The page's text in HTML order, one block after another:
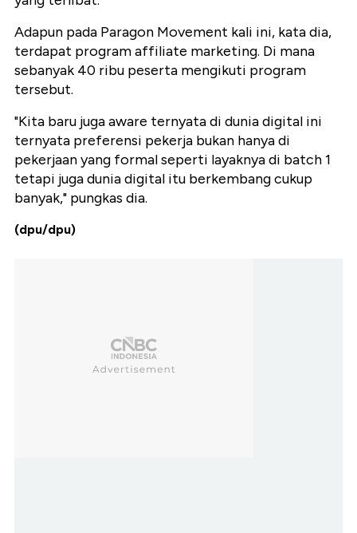
Adapun pada Paragon Movement kali ini, kata dia,
terdapat program affiliate marketing. Di mana
sebanyak 40 ribu peserta mengikuti program
tersebut.
"Kita baru juga aware ternyata di dunia digital ini
ternyata preferensi pekerja bukan hanya di
pekerjaan yang formal seperti layaknya di batch 1
tetapi juga dunia digital itu berkembang cukup
banyak," pungkas dia.
(dpu/dpu)